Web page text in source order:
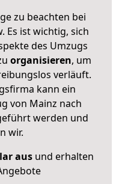
zu beachten bei
Es ist wichtig, sich
des Umzugs
organisieren, um
verläuft.
kann ein
von Mainz nach
werden und
wir.
ausund erhalten